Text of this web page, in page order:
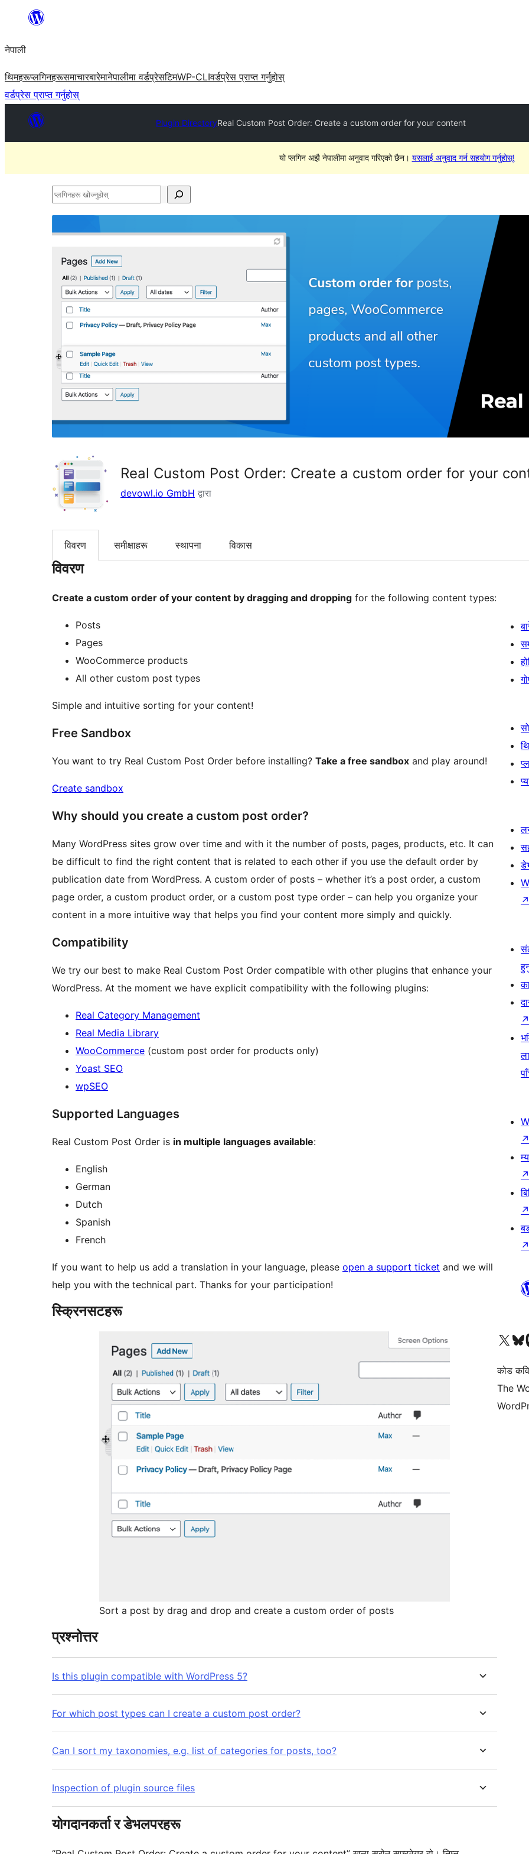
सामग्रीमा
नेपाली
थिमहरूप्लगिनहरूसमाचारबारेमानेपालीमा वर्डप्रेसटिमWP-CLIवर्डप्रेस प्राप्त गर्नुहोस्
वर्डप्रेस प्राप्त गर्नुहोस्
Plugin DirectoryReal Custom Post Order: Create a custom order for your content
यो प्लगिन अझै नेपालीमा अनुवाद गरिएको छैन। यसलाई अनुवाद गर्न सहयोग गर्नुहोस्!
प्लगिनहरू
Real Custom Post Order: Create a custom order for your
devowl.io GmbH द्वारा
विवरण समीक्षाहरू स्थापना विकास
विवरण
Create a custom order of your content by dragging and dropping for the following content types:
Posts
Pages
WooCommerce products
All other custom post types
Simple and intuitive sorting for your content!
Free Sandbox
You want to try Real Custom Post Order before installing? Take a free sandbox and play around!
Create sandbox
Why should you create a custom post order?
Many WordPress sites grow over time and with it the number of posts, pages, products, etc. It can
be difficult to find the right content that is related to each other if you use the default order by
publication date from WordPress. A custom order of posts – whether it’s a post order, a custom
page order, a custom product order, or a custom post type order – can help you organize your
content in a more intuitive way that helps you find your content more simply and quickly.
Compatibility
We try our best to make Real Custom Post Order compatible with other plugins that enhance your
WordPress. At the moment we have explicit compatibility with the following plugins:
Real Category Management
Real Media Library
WooCommerce (custom post order for products only)
Yoast SEO
wpSEO
Supported Languages
Real Custom Post Order is in multiple languages available:
English
German
Dutch
Spanish
French
If you want to help us add a translation in your language, please open a support ticket and we will
help you with the technical part. Thanks for your participation!
स्क्रिनसटहरू
Sort a post by drag and drop and create a custom order of posts
प्रश्नोत्तर
Is this plugin compatible with WordPress 5?
For which post types can I create a custom post order?
Can I sort my taxonomies, e.g. list of categories for posts, too?
Inspection of plugin source files
योगदानकर्ता र डेभलपरहरू
↗
↗
↗
↗
↗
↗
हाम्रो X (पहिले ट्विटर)
हाम्रो
कोड
The